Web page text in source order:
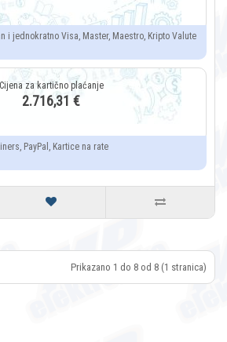
i jednokratno Visa, Master, Maestro, Kripto Valute
2.716,31 €
PayPal, Kartice na rate
Prikazano 1 do 8 od 8 (1 stranica)